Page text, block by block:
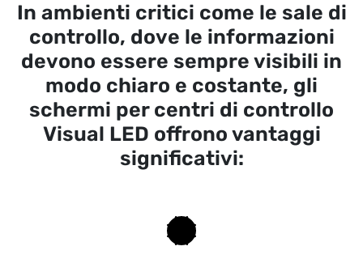
In ambienti critici come le sale di
controllo, dove le informazioni
devono essere sempre visibili in
modo chiaro e costante, gli
schermi per centri di controllo
Visual LED offrono vantaggi
significativi: